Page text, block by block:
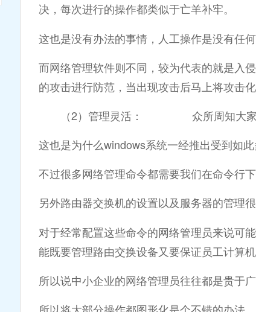
决，每次进行的操作都类似于亡羊补牢。
这也是没有办法的事情，人工操作是没有任何
而网络管理软件则不同，较为代表的就是入
的攻击进行防范，当出现攻击后马上将攻击
（2）管理灵活： 众所周知大家都对
这也是为什么windows系统一经推出受到如此
不过很多网络管理命令都需要我们在命令行
另外路由器交换机的设置以及服务器的管理
对于经常配置这些命令的网络管理员来说可
能既要管理路由交换设备又要保证员工计算
所以说中小企业的网络管理员往往都是贵于广